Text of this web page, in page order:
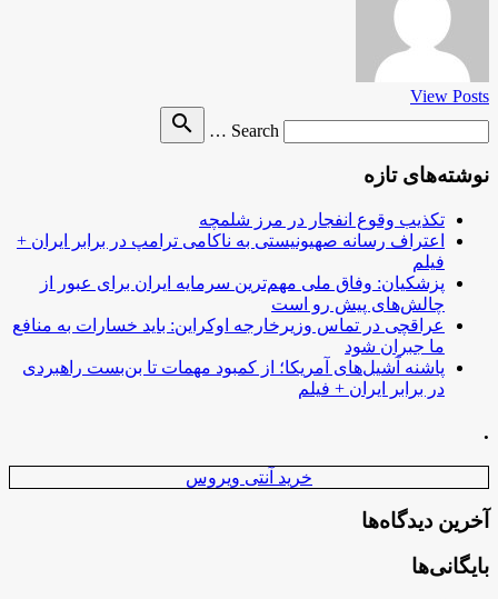
View Posts
Search …
search
نوشته‌های تازه
تکذیب وقوع انفجار در مرز شلمچه
اعتراف رسانه صهیونیستی به ناکامی ترامپ در برابر ایران +
فیلم
پزشکیان: وفاق ملی مهم‌ترین سرمایه ایران برای عبور از
چالش‌های پیش رو است
عراقچی در تماس وزیرخارجه اوکراین: باید خسارات به منافع
ما جبران شود
پاشنه آشیل‌های آمریکا؛ از کمبود مهمات تا بن‌بست راهبردی
در برابر ایران + فیلم
.
خرید آنتی ویروس
آخرین دیدگاه‌ها
بایگانی‌ها